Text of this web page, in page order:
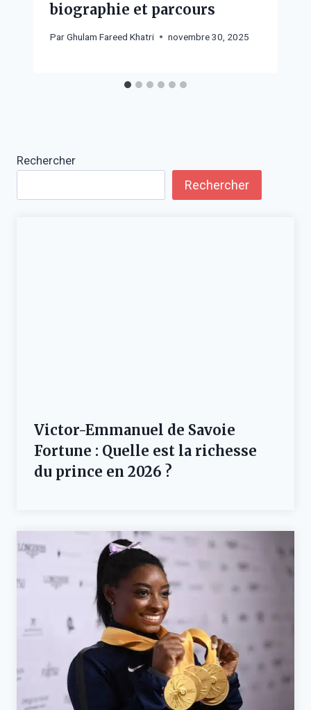
biographie et parcours
ParGhulam Fareed Khatri novembre 30, 2025
Rechercher
Rechercher
Victor-Emmanuel de Savoie
Fortune : Quelle est la richesse
du prince en 2026 ?